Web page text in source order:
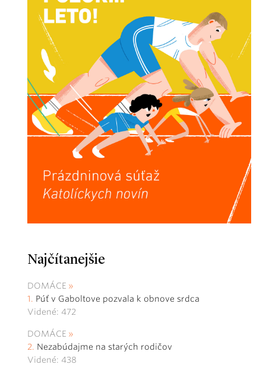
Najčítanejšie
DOMÁCE
Púť v Gaboltove pozvala k obnove srdca
Videné: 472
DOMÁCE
Nezabúdajme na starých rodičov
Videné: 438